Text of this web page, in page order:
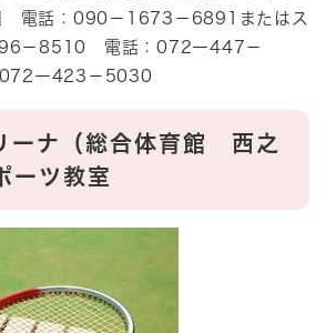
電話：090－1673－6891またはス
－8510 電話：072ー447－
ー423－5030
ーナ（総合体育館 西之
ーツ教室